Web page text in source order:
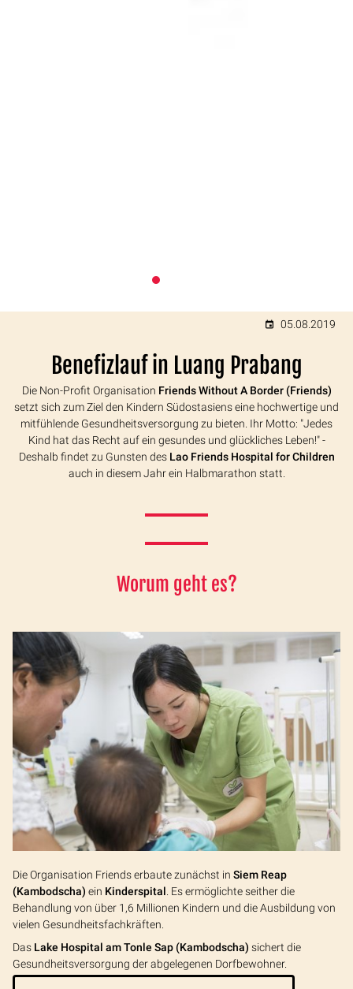
05.08.2019
Benefizlauf in Luang Prabang
Die Non-Profit Organisation Friends Without A Border (Friends)
setzt sich zum Ziel den Kindern Südostasiens eine hochwertige und
mitfühlende Gesundheitsversorgung zu bieten. Ihr Motto: "Jedes
Kind hat das Recht auf ein gesundes und glückliches Leben!" -
Deshalb findet zu Gunsten des Lao Friends Hospital for Children
auch in diesem Jahr ein Halbmarathon statt.
Worum geht es?
Die Organisation Friends erbaute zunächst in Siem Reap
(Kambodscha) ein Kinderspital . Es ermöglichte seither die
Behandlung von über 1,6 Millionen Kindern und die Ausbildung von
vielen Gesundheitsfachkräften.
Das Lake Hospital am Tonle Sap (Kambodscha) sichert die
Gesundheitsversorgung der abgelegenen Dorfbewohner.